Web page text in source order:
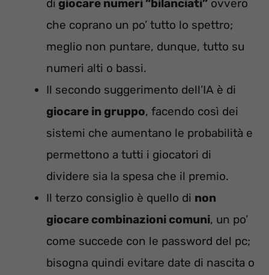
di giocare numeri “bilanciati” ovvero
che coprano un po’ tutto lo spettro;
meglio non puntare, dunque, tutto su
numeri alti o bassi.
Il secondo suggerimento dell’IA è di
giocare in gruppo, facendo così dei
sistemi che aumentano le probabilità e
permettono a tutti i giocatori di
dividere sia la spesa che il premio.
Il terzo consiglio è quello di non
giocare combinazioni comuni, un po’
come succede con le password del pc;
bisogna quindi evitare date di nascita o